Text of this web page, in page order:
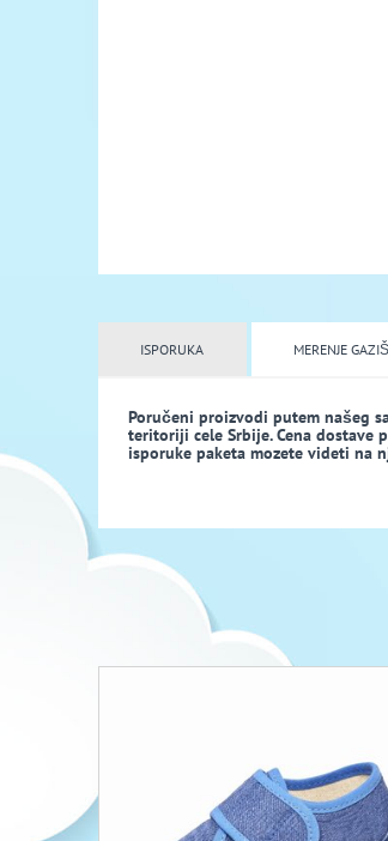
ISPORUKA MERENJE
Poručeni proizvodi putem našeg
teritoriji cele Srbije. Cena dostave
isporuke paketa mozete videti na